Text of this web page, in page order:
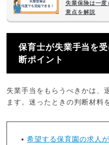
失業保険は一度
意点を解説
保育士が失業手当を
断ポイント
失業手当をもらうべきかは、
ます。迷ったときの判断材料
希望する保育園の求人